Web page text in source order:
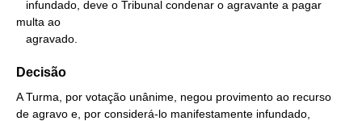
multa ao
   agravado.
Decisão
A Turma, por votação unânime, negou provimento ao recurso
de agravo e, por considerá-lo manifestamente infundado,